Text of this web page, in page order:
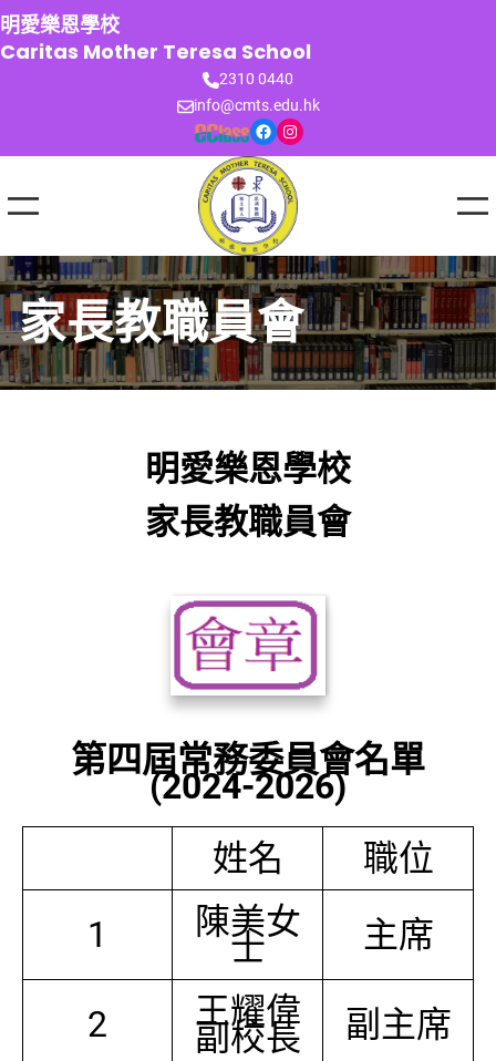
跳
至
主
明愛樂恩學校
Caritas Mother Teresa School
2310 0440
info@cmts.edu.hk
Facebook Instagram
家長教職員會
明愛樂恩學校
家長教職員會
第四屆常務委員會名單
(2024-2026)
姓名
職位
1
陳美女
士 主席
2 王耀偉
副校長 副主席